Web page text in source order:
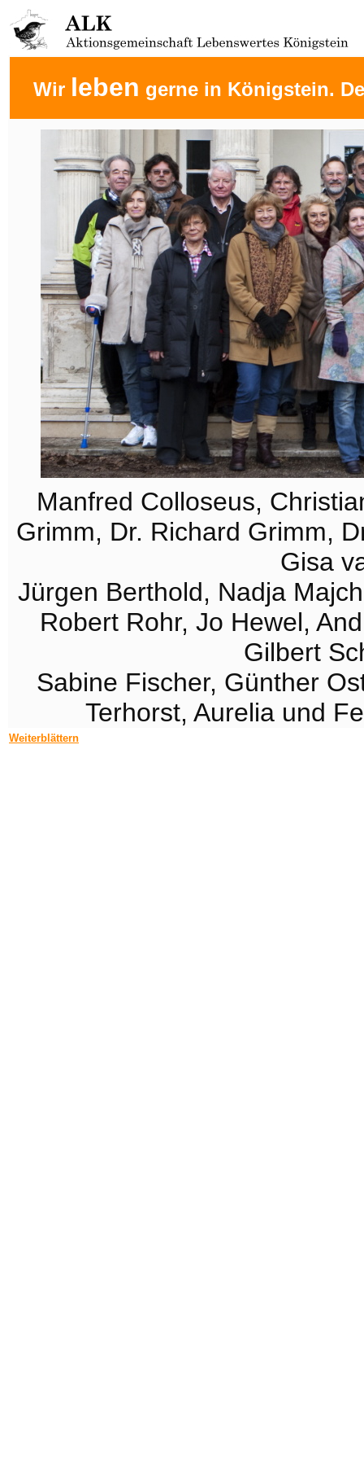
Wir leben gerne in Königstein.
Manfred Colloseus,
Grimm, Dr. Richard Grimm,
Gisa
Jürgen Berthold, Nadja
Robert Rohr, Jo Hewel,
Gilbert
Sabine Fischer, Günther
Terhorst, Aurelia und
Weiterblättern